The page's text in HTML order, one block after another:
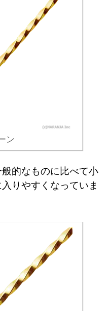
ン
的なものに比べて小
りやすくなっていま